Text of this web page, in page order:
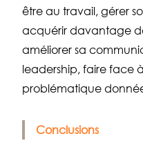
être au travail, gérer
acquérir davantage
améliorer sa
leadership, faire face
problématique
Conclusions